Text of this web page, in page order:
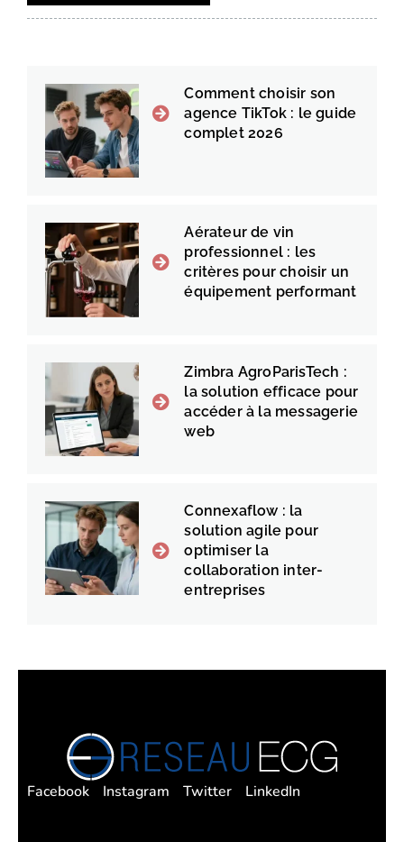
Comment choisir son
agence TikTok : le guide
complet 2026
Aérateur de vin
professionnel : les
critères pour choisir un
équipement performant
Zimbra AgroParisTech :
la solution efficace pour
accéder à la messagerie
web
Connexaflow : la
solution agile pour
optimiser la
collaboration inter-
entreprises
Facebook Instagram Twitter LinkedIn